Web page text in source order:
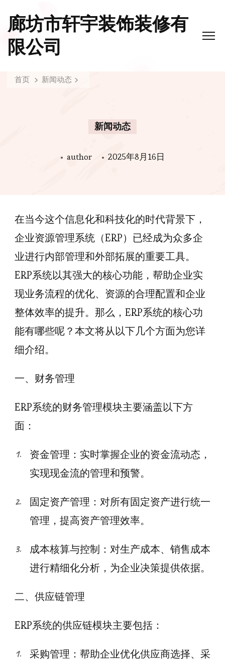
廊坊市轩宇装饰装修有
限公司
首页 新闻动态
新闻动态
author 2025年8月16日
在当今这个信息化和科技化的时代背景下，
企业资源管理系统（ERP）已经成为众多企
业进行内部管理和外部拓展的重要工具。
ERP系统以其强大的核心功能，帮助企业实
现业务流程的优化、资源的合理配置和企业
整体效率的提升。那么，ERP系统的核心功
能有哪些呢？本文将从以下几个方面为您详
细介绍。
一、财务管理
ERP系统的财务管理模块主要涵盖以下方
面：
资金管理：实时掌握企业的资金流动态，
实现现金流的管理和预警。
固定资产管理：对所有固定资产进行统一
管理，提高资产管理效率。
成本核算与控制：对生产成本、销售成本
进行精细化分析，为企业决策提供依据。
二、供应链管理
ERP系统的供应链模块主要包括：
采购管理：帮助企业优化供应商选择、采